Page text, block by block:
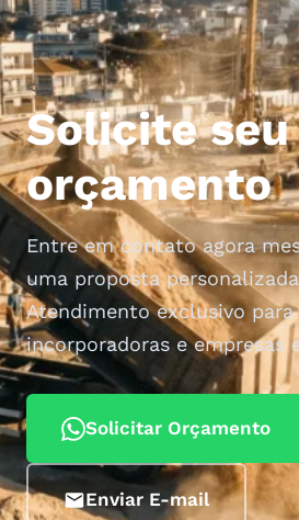
<
Solicite seu
orçamento
Entre em contato agora
uma proposta
Atendimento exclusivo
incorporadoras e empresas
Solicitar Orçamento
Enviar E-mail